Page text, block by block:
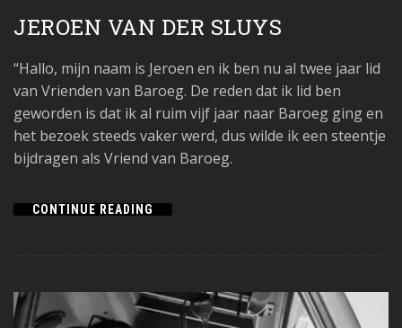
JEROEN VAN DER SLUYS
“Hallo, mijn naam is Jeroen en ik ben nu al twee jaar lid
van Vrienden van Baroeg. De reden dat ik lid ben
geworden is dat ik al ruim vijf jaar naar Baroeg ging en
het bezoek steeds vaker werd, dus wilde ik een steentje
bijdragen als Vriend van Baroeg.
CONTINUE READING